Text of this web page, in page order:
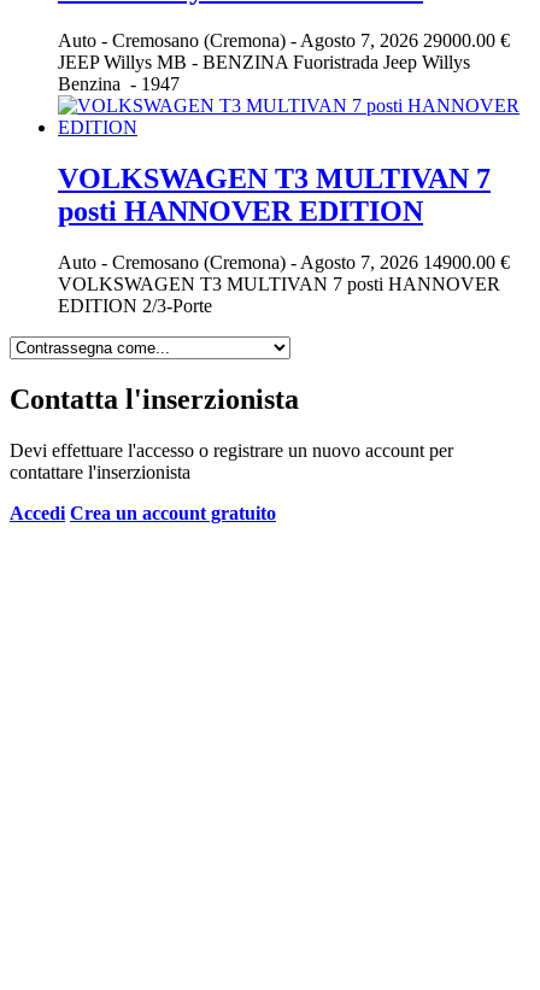
Auto - Cremosano (Cremona) - Agosto 7, 2026 29000.00 €
JEEP Willys MB - BENZINA Fuoristrada Jeep Willys
Benzina - 1947
VOLKSWAGEN T3 MULTIVAN 7
posti HANNOVER EDITION
Auto - Cremosano (Cremona) - Agosto 7, 2026 14900.00 €
VOLKSWAGEN T3 MULTIVAN 7 posti HANNOVER
EDITION 2/3-Porte
Contatta l'inserzionista
Devi effettuare l'accesso o registrare un nuovo account per
contattare l'inserzionista
Accedi Crea un account gratuito